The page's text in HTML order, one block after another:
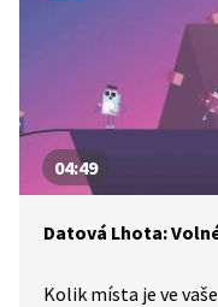
04:49
Datová Lhota:
Kolik místa je ve